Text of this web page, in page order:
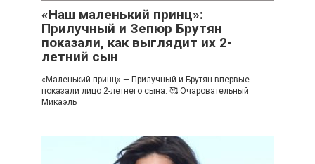
«Наш маленький принц»:
Прилучный и Зепюр Брутян
показали, как выглядит их 2-
летний сын
«Маленький принц» — Прилучный и Брутян впервые
показали лицо 2-летнего сына. 🥰 Очаровательный
Микаэль